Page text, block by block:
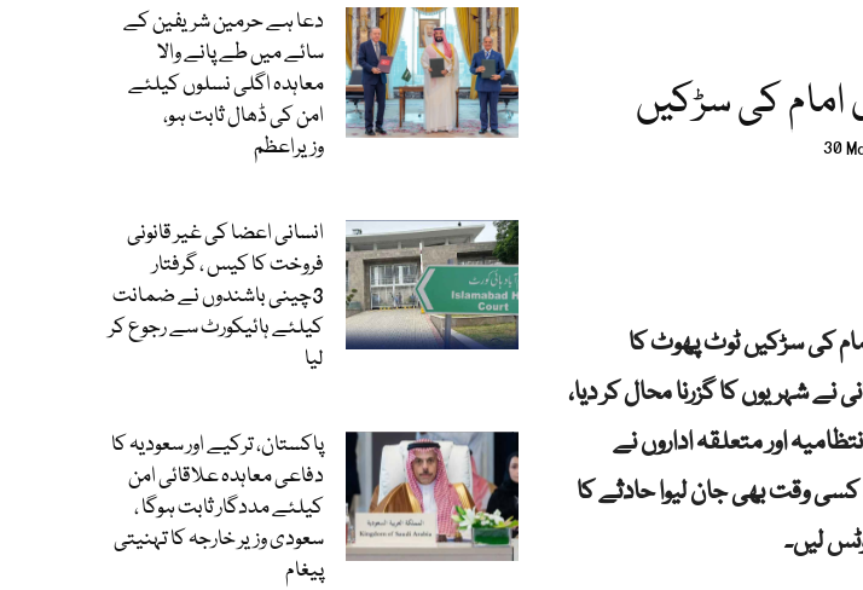
دعا ہے حرمین شریفین کے
سائے میں طے پانے والا
معاہدہ اگلی نسلوں کیلئے
امن کی ڈھال ثابت ہو،
وزیراعظم
انسانی اعضا کی غیر قانونی
فروخت کا کیس ، گرفتار
3چینی باشندوں نے ضمانت
کیلئے ہائیکورٹ سے رجوع کر
لیا
پاکستان، ترکیے اور سعودیہ کا
دفاعی معاہدہ علاقائی امن
کیلئے مددگار ثابت ہوگا ،
سعودی وزیر خارجہ کا تہنیتی
پیغام
کی سڑکیں
30
کی سڑکیں ٹوٹ پھوٹ کا
شہریوں کا گزرنا محال کر دیا،
اور متعلقہ اداروں نے
وقت بھی جان لیوا حادثے کا
لیں۔